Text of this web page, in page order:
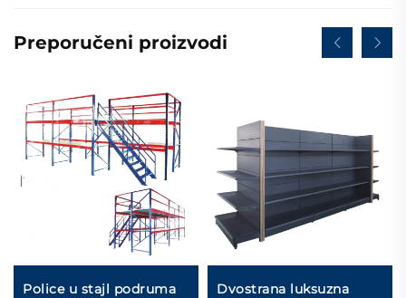
Preporučeni proizvodi
Police u stajl podruma
Dvostrana luksuzna